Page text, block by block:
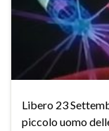
Libero 23
piccolo uomo